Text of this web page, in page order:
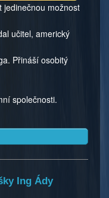
jedinečnou možnost
učitel, americký
Přináší osobitý
společnosti.
Ing Ády